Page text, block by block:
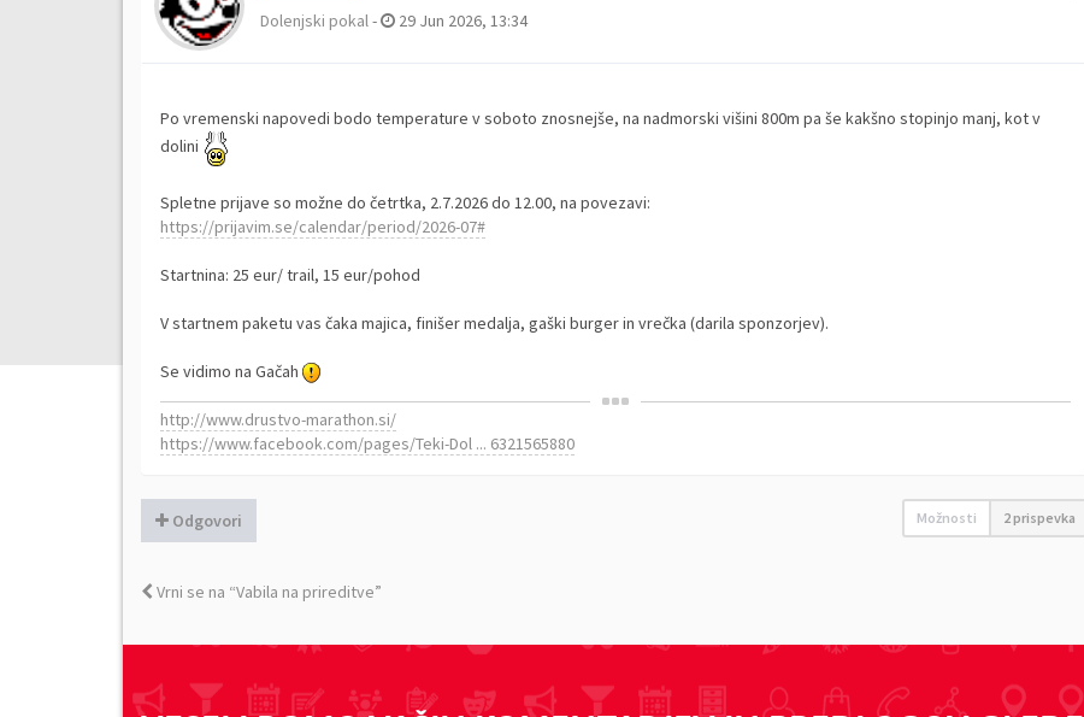
Dolenjski pokal- 29 Jun 2026, 13:34
Po vremenski napovedi bodo temperature v soboto znosnejše, na nadmorski višini 800m pa še kakšno stopinjo manj, kot v
dolini
Spletne prijave so možne do četrtka, 2.7.2026 do 12.00, na povezavi:
https://prijavim.se/calendar/period/2026-07#
Startnina: 25 eur/ trail, 15 eur/pohod
V startnem paketu vas čaka majica, finišer medalja, gaški burger in vrečka (darila sponzorjev).
Se vidimo na Gačah
http://www.drustvo-marathon.si/
https://www.facebook.com/pages/Teki-Dol ... 6321565880
Odgovori Možnosti 2 prispevka
Vrni se na “Vabila na prireditve”